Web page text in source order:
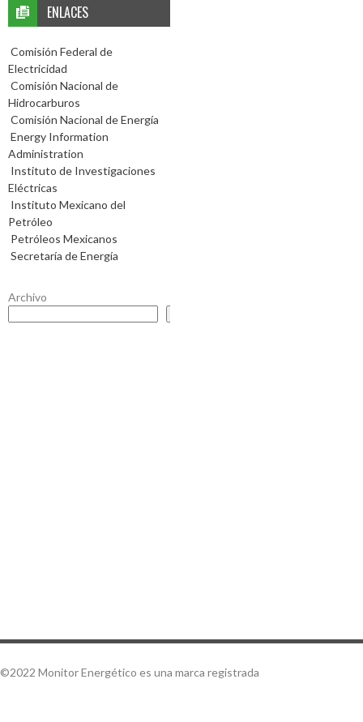
ENLACES
Comisión Federal de
Electricidad
Comisión Nacional de
Hidrocarburos
Comisión Nacional de Energía
Energy Information
Administration
Instituto de Investigaciones
Eléctricas
Instituto Mexicano del
Petróleo
Petróleos Mexicanos
Secretaría de Energía
Archivo
©2022 Monitor Energético es una marca registrada